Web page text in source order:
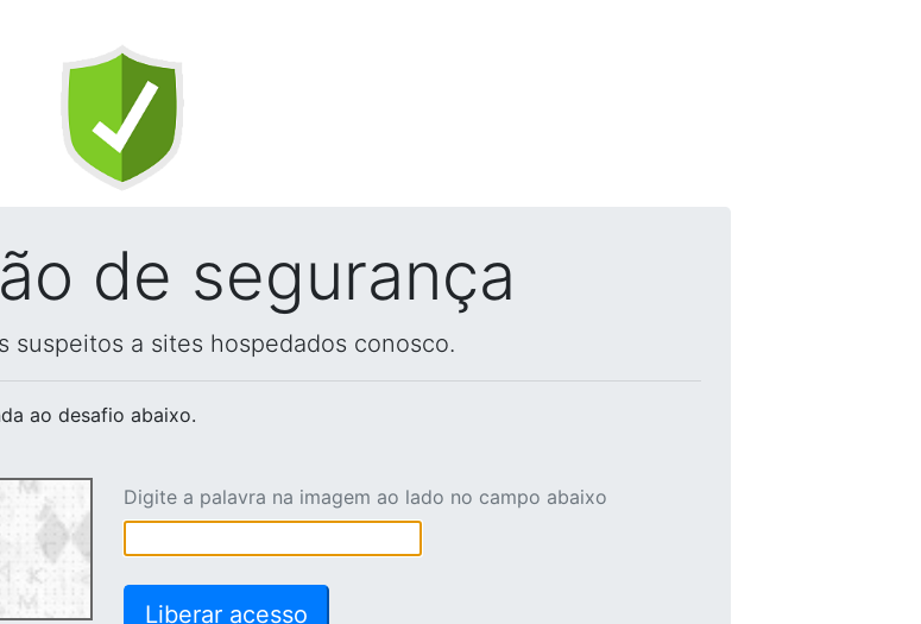
de segurança
suspeitos a sites hospedados conosco.
ao desafio abaixo.
Digite a palavra na imagem ao lado no campo abaixo